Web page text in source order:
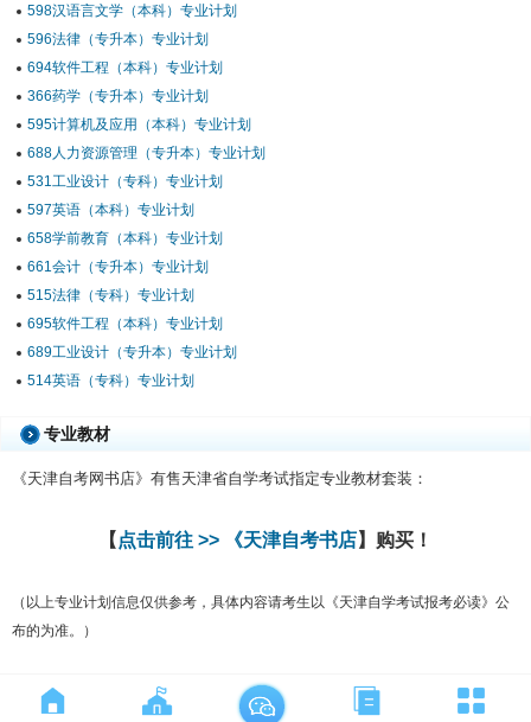
598汉语言文学（本科）专业计划
596法律（专升本）专业计划
694软件工程（本科）专业计划
366药学（专升本）专业计划
595计算机及应用（本科）专业计划
688人力资源管理（专升本）专业计划
531工业设计（专科）专业计划
597英语（本科）专业计划
658学前教育（本科）专业计划
661会计（专升本）专业计划
515法律（专科）专业计划
695软件工程（本科）专业计划
689工业设计（专升本）专业计划
514英语（专科）专业计划
专业教材
《天津自考网书店》有售天津省自学考试指定专业教材套装：
【 点击前往 >> 《天津自考书店】购买！
（以上专业计划信息仅供参考，具体内容请考生以《天津自学考试报考必读》公
布的为准。）